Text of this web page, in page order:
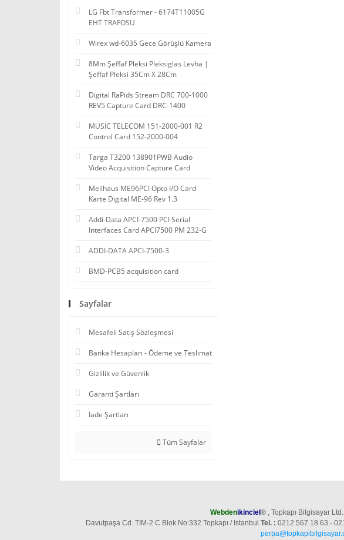
LG Fbt Transformer - 6174T11005G
EHT TRAFOSU
Wirex wd-6035 Gece Görüşlü Kamera
8Mm Şeffaf Pleksi Pleksiglas Levha |
Şeffaf Pleksi 35Cm X 28Cm
Digital RaPids Stream DRC 700-1000
REV5 Capture Card DRC-1400
MUSIC TELECOM 151-2000-001 R2
Control Card 152-2000-004
Targa T3200 138901PWB Audio
Video Acquisition Capture Card
Meilhaus ME96PCI Opto I/O Card
Karte Digital ME-96 Rev 1.3
Addi-Data APCI-7500 PCI Serial
Interfaces Card APCI7500 PM 232-G
ADDI-DATA APCI-7500-3
BMD-PCB5 acquisition card
Sayfalar
Mesafeli Satış Sözleşmesi
Banka Hesapları - Ödeme ve Teslimat
Gizlilik ve Güvenlik
Garanti Şartları
İade Şartları
Tüm Sayfalar
Webdenikinciel ® , Topkapı Bilgisayar
Davutpaşa Cd. TİM-2 C Blok No:332 Topkapı / Istanbul Tel. : 0212 567 18 63 -